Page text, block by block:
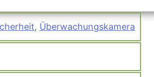
, Überwachungskamera